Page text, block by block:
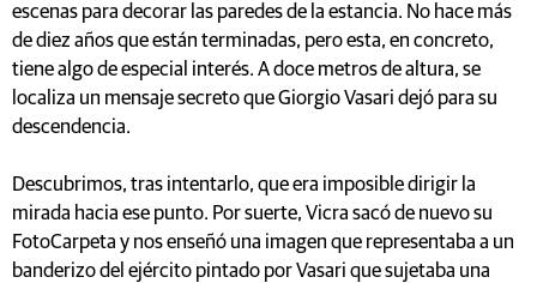
escenas para decorar las paredes de la estancia. No hace más
de diez años que están terminadas, pero esta, en concreto,
tiene algo de especial interés. A doce metros de altura, se
localiza un mensaje secreto que Giorgio Vasari dejó para su
descendencia.
Descubrimos, tras intentarlo, que era imposible dirigir la
mirada hacia ese punto. Por suerte, Vicra sacó de nuevo su
FotoCarpeta y nos enseñó una imagen que representaba a un
banderizo del ejército pintado por Vasari que sujetaba una